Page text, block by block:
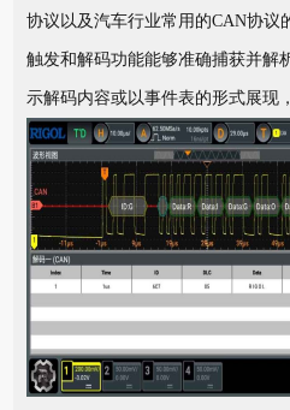
协议以及汽车行业常用的CAN协议
触发和解码功能能够准确捕获并解
示解码内容或以事件表的形式展现